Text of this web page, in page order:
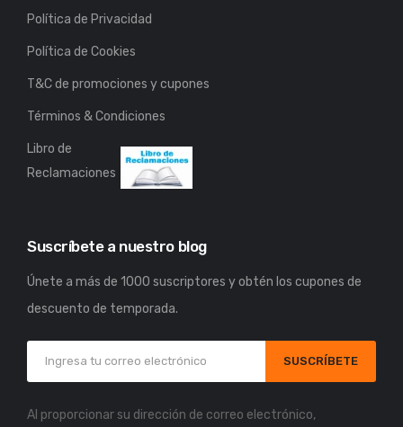
Política de Privacidad
Política de Cookies
T&C de promociones y cupones
Términos & Condiciones
Libro de
Reclamaciones
Suscríbete a nuestro blog
Únete a más de 1000 suscriptores y obtén los cupones de
descuento de temporada.
SUSCRÍBETE
Al proporcionar su dirección de correo electrónico,